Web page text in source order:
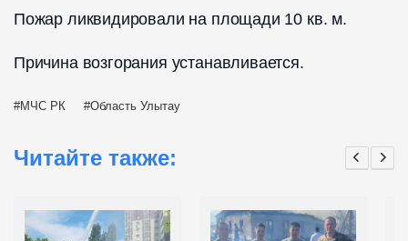
Пожар ликвидировали на площади 10 кв. м.
Причина возгорания устанавливается.
МЧС РК Область Улытау
Читайте также: